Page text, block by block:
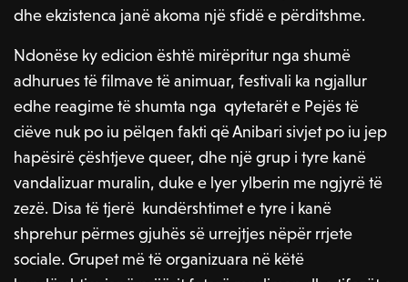
dhe ekzistenca janë akoma një sfidë e përditshme.
Ndonëse ky edicion është mirëpritur nga shumë
adhurues të filmave të animuar, festivali ka ngjallur
edhe reagime të shumta nga qytetarët e Pejës të
ciëve nuk po iu pëlqen fakti që Anibari sivjet po iu jep
hapësirë çështjeve queer, dhe një grup i tyre kanë
vandalizuar muralin, duke e lyer ylberin me ngjyrë të
zezë. Disa të tjerë kundërshtimet e tyre i kanë
shprehur përmes gjuhës së urrejtjes nëpër rrjete
sociale. Grupet më të organizuara në këtë